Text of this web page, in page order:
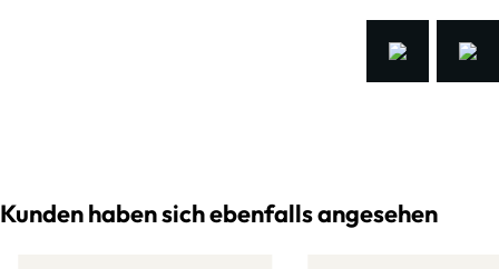
Kunden haben sich ebenfalls angesehen